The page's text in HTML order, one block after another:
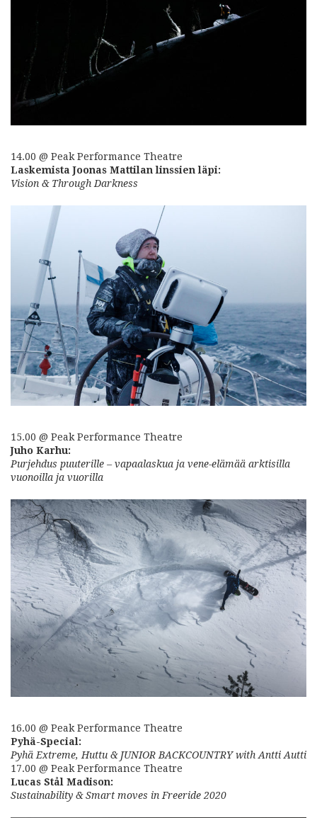
14.00 @ Peak Performance Theatre
Laskemista Joonas Mattilan linssien läpi:
Vision & Through Darkness
15.00 @ Peak Performance Theatre
Juho Karhu:
Purjehdus puuterille – vapaalaskua ja vene-elämää arktisilla
vuonoilla ja vuorilla
16.00 @ Peak Performance Theatre
Pyhä-Special:
Pyhä Extreme, Huttu & JUNIOR BACKCOUNTRY with Antti Autti
17.00 @ Peak Performance Theatre
Lucas Stål Madison:
Sustainability & Smart moves in Freeride 2020